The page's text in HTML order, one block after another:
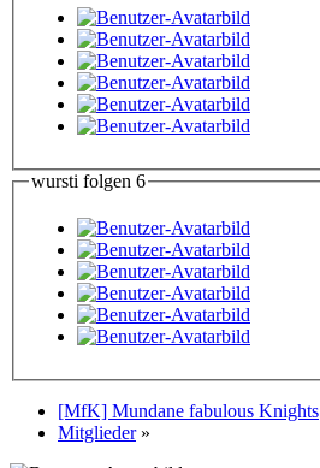
wursti folgen 6
[MfK] Mundane fabulous Knights
Mitglieder »